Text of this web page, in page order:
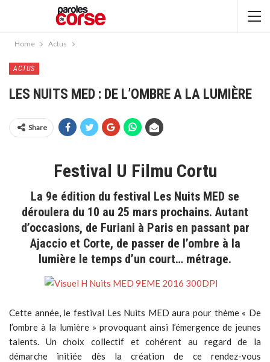
Home Actus
ACTUS
LES NUITS MED : DE L’OMBRE A LA LUMIÈRE
Share
Festival U Filmu Cortu
La 9e édition du festival Les Nuits MED se
déroulera du 10 au 25 mars prochains. Autant
d’occasions, de Furiani à Paris en passant par
Ajaccio et Corte, de passer de l’ombre à la
lumière le temps d’un court… métrage.
Cette année, le festival Les Nuits MED aura pour thème « De
l’ombre à la lumière » provoquant ainsi l’émergence de jeunes
talents. Un choix collectif et cohérent au regard de la
démarche initiée dès la création de ce rendez-vous